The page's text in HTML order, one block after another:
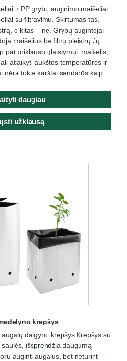
ir PP grybų auginimo maišeliai
su filtravimu. Skirtumas tas,
o kitas – ne. Grybų augintojai
maišelius be filtrų pleistrų.Jų
pat priklauso glaistymui. maišelis,
atlaikyti aukštos temperatūros ir
nėra tokie karštai sandarūs kaip
daugiau
užklausą
krepšys
daigyno krepšys Krepšys su
išsprendžia daugumą
auginti augalus, bet neturint